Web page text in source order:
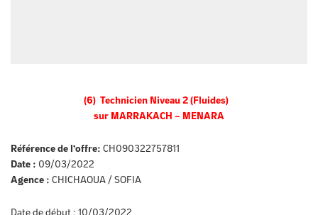
(6) Technicien Niveau 2 (Fluides)
sur MARRAKACH – MENARA
Référence de l’offre: CH090322757811
Date : 09/03/2022
Agence : CHICHAOUA / SOFIA
Date de début : 10/03/2022